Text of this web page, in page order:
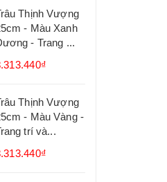
Thịnh Vượng
- Màu Xanh
- Trang ...
Thịnh Vượng
- Màu Vàng -
trí và...